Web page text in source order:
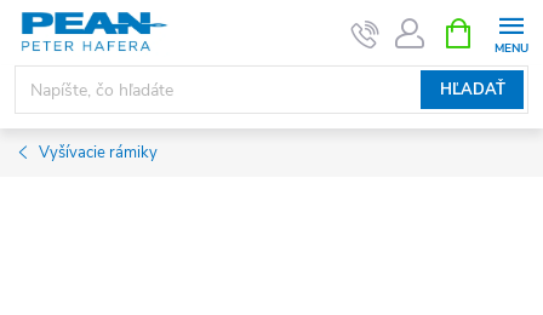
Prejsť
obsah
HĽADAŤ
KOŠÍK
Vyšívacie rámiky